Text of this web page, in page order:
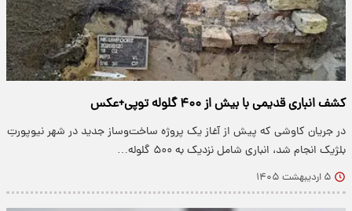
کشف انباری قدیمی با بیش از ۴۰۰ گلوله توپی+عکس
در جریان کاوشی که پیش از آغاز یک پروژه ساخت‌وساز جدید در شهر نیوپورتِ
بلژیک انجام شد، انباری شامل نزدیک به ۵۰۰ گلوله…
۵ اردیبهشت ۱۴۰۵